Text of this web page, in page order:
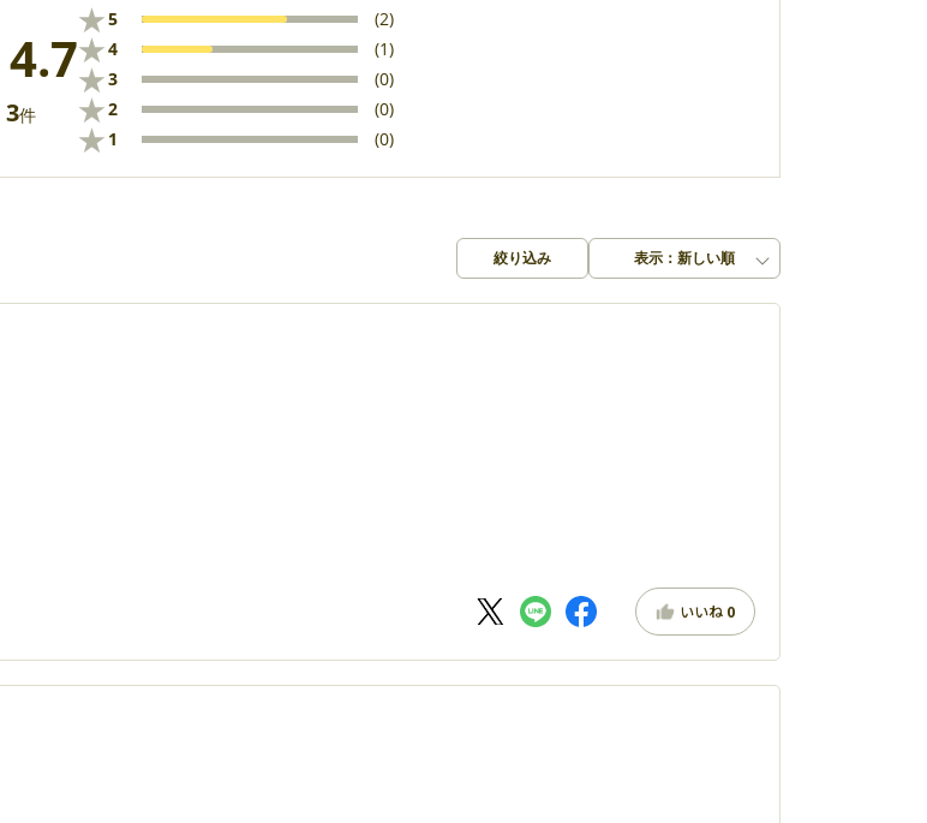
4.7
3件
★5 (2)
★4 (1)
★3 (0)
★2 (0)
★ 1 (0)
絞り込み 表示：新しい順
いいね 0